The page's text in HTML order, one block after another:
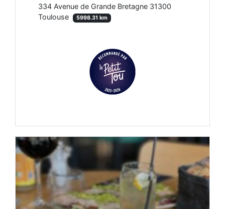
334 Avenue de Grande Bretagne 31300
Toulouse
5998.31 km